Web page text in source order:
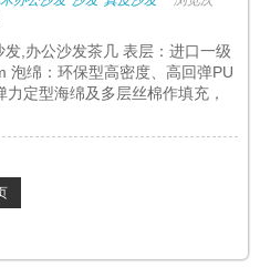
,办公沙发茶几 表层：进口一级
泡绵：环保型高密度、高回弹PU
定型海绵及多层丝棉作填充，